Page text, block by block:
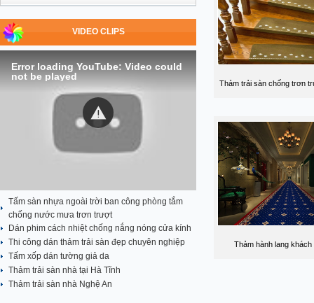
VIDEO CLIPS
Error loading YouTube: Video could
not be played
Tấm sàn nhựa ngoài trời ban công phòng tắm
chống nước mưa trơn trượt
Dán phim cách nhiệt chống nắng nóng cửa kính
Thi công dán thảm trải sàn đẹp chuyên nghiệp
Tấm xốp dán tường giả da
Thảm trải sàn nhà tại Hà Tĩnh
Thảm trải sàn nhà Nghệ An
Thảm trải sàn chống trơn
Thảm hành lang khách